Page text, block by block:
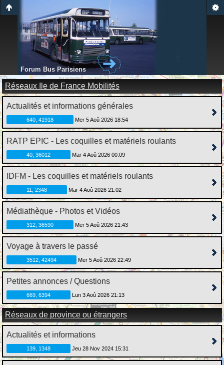
Forum Bus Parisiens
Réseaux Ile de France Mobilités
Actualités et informations générales
640, 41918 Mer 5 Aoû 2026 18:54
RATP EPIC - Les coquilles et matériels roulants
40, 36012 Mar 4 Aoû 2026 00:09
IDFM - Les coquilles et matériels roulants
11, 2348 Mar 4 Aoû 2026 21:02
Médiathèque - Photos et Vidéos
312, 36590 Mer 5 Aoû 2026 21:43
Voyage à travers le passé
3512, 42494 Mer 5 Aoû 2026 22:49
Petites annonces / Questions
669, 6394 Lun 3 Aoû 2026 21:13
Réseaux de province ou étrangers
Actualités et informations
139, 1348 Jeu 28 Nov 2024 15:31